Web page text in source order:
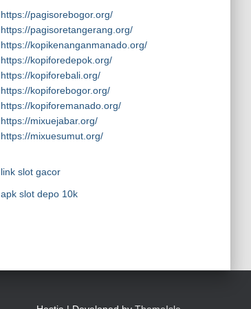
https://pagisorebogor.org/
https://pagisoretangerang.org/
https://kopikenanganmanado.org/
https://kopiforedepok.org/
https://kopiforebali.org/
https://kopiforebogor.org/
https://kopiforemanado.org/
https://mixuejabar.org/
https://mixuesumut.org/
link slot gacor
apk slot depo 10k